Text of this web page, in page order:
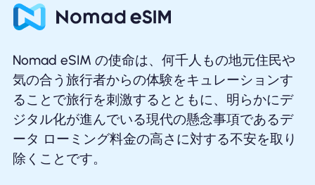
Nomad eSIM の使命は、何千人もの地元住民や
気の合う旅行者からの体験をキュレーションす
ることで旅行を刺激するとともに、明らかにデ
ジタル化が進んでいる現代の懸念事項であるデ
ータ ローミング料金の高さに対する不安を取り
除くことです。